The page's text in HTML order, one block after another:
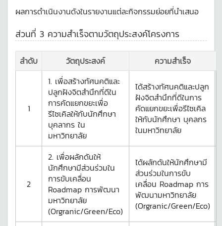
ผลการดำเนินงานดังในรายงานแต่ละกิจกรรมย่อยที่นำเสนอ
ส่วนที่ 3 ความสำเร็จตามวัตถุประสงค์โครงการ
ลำดับ วัตถุประสงค์ ความสำเร็จ
1
1. เพื่อสร้างทัศนคติและ
ปลูกฝังจิตสำนึกที่ดีใน
การคัดแยกขยะเพื่อ
รีไซเคิลให้กับนักศึกษา
บุคลากร ใน
มหาวิทยาลัย
ได้สร้างทัศนคติและปลูก
ฝังจิตสำนึกที่ดีในการ
คัดแยกขยะเพื่อรีไซเคิล
ให้กับนักศึกษา บุคลกร
ในมหาวิทยาลัย
2
2. เพื่อผลักดันให้
นักศึกษามีส่วนร่วมใน
การขับเคลื่อน
Roadmap การพัฒนา
มหาวิทยาลัย
(Orgranic/Green/Eco)
ได้ผลักดันให้นักศึกษามี
ส่วนร่วมในการขับ
เคลื่อน Roadmap การ
พัฒนามหาวิทยาลัย
(Orgranic/Green/Eco)